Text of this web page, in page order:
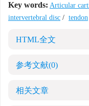
Key words: Articular
intervertebral disc / tendon
HTML全文
参考文献(0)
相关文章